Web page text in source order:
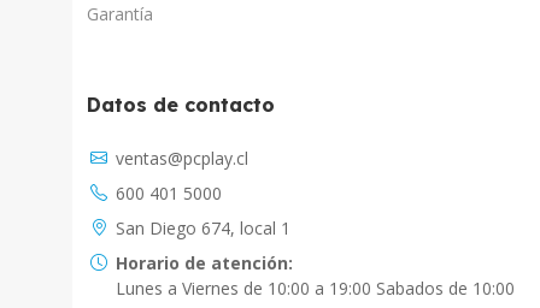
Garantía
Datos de contacto
ventas@pcplay.cl
600 401 5000
San Diego 674, local 1
Horario de atención:
Lunes a Viernes de 10:00 a 19:00 Sabados de 10:00
Chat con IA
PcPlay Santiago / Web
Hola soy Freddy, en que puedo ayudarte...